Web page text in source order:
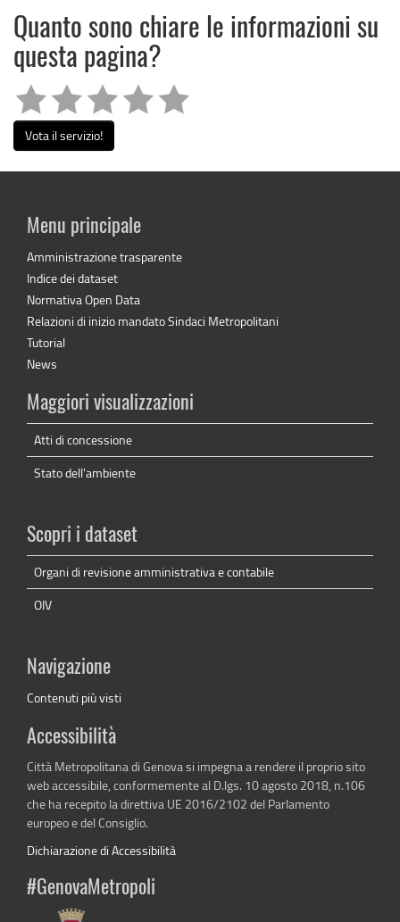
Quanto sono chiare le informazioni su
questa pagina?
Vota il servizio!
Menu principale
Amministrazione trasparente
Indice dei dataset
Normativa Open Data
Relazioni di inizio mandato Sindaci Metropolitani
Tutorial
News
Maggiori visualizzazioni
Atti di concessione
Stato dell'ambiente
Scopri i dataset
Organi di revisione amministrativa e contabile
OIV
Navigazione
Contenuti più visti
Accessibilità
Città Metropolitana di Genova si impegna a rendere il proprio sito
web accessibile, conformemente al D.lgs. 10 agosto 2018, n.106
che ha recepito la direttiva UE 2016/2102 del Parlamento
europeo e del Consiglio.
Dichiarazione di Accessibilità
#GenovaMetropoli